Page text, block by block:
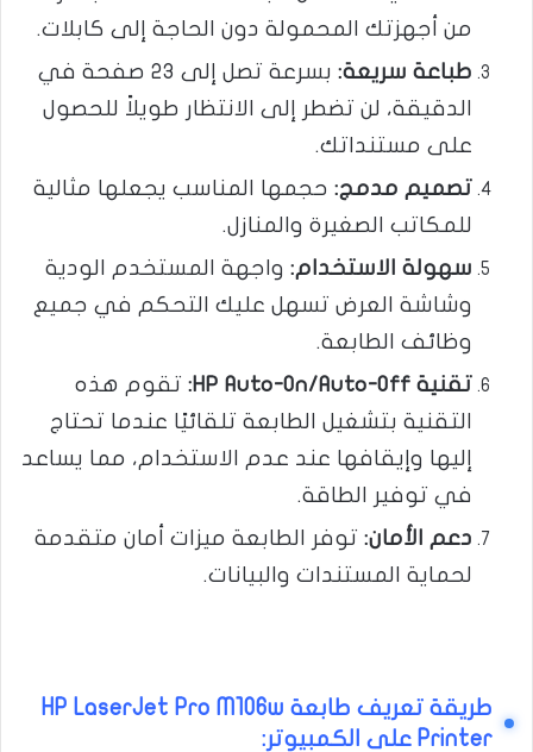
من أجهزتك المحمولة دون الحاجة إلى كابلات.
طباعة سريعة:
بسرعة تصل إلى 23 صفحة في
الدقيقة، لن تضطر إلى الانتظار طويلاً للحصول
على مستنداتك.
تصميم مدمج: حجمها المناسب يجعلها مثالية
للمكاتب الصغيرة والمنازل.
سهولة الاستخدام: واجهة المستخدم الودية
وشاشة العرض تسهل عليك التحكم في جميع
وظائف الطابعة.
تقنية
تقوم هذه
التقنية بتشغيل الطابعة تلقائيًا عندما تحتاج
إليها وإيقافها عند عدم الاستخدام، مما يساعد
في توفير الطاقة.
دعم الأمان: توفر الطابعة ميزات أمان متقدمة
لحماية المستندات والبيانات.
طريقة تعريف طابعة HP LaserJet Pro M106w
Printer على الكمبيوتر
: